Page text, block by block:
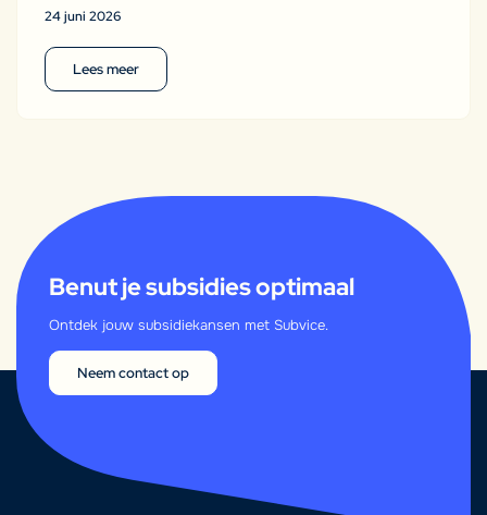
24 juni 2026
Lees meer
Benut je subsidies optimaal
Ontdek jouw subsidiekansen met Subvice.
Neem contact op